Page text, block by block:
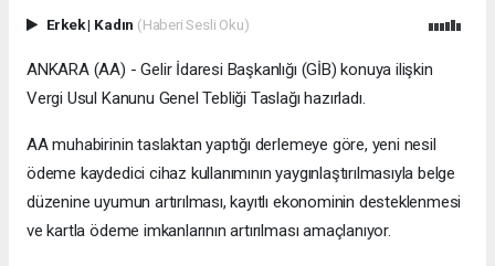
Erkek| Kadın (Haberi Sesli Oku)
ANKARA (AA) - Gelir İdaresi Başkanlığı (GİB) konuya ilişkin
Vergi Usul Kanunu Genel Tebliği Taslağı hazırladı.
AA muhabirinin taslaktan yaptığı derlemeye göre, yeni nesil
ödeme kaydedici cihaz kullanımının yaygınlaştırılmasıyla belge
düzenine uyumun artırılması, kayıtlı ekonominin desteklenmesi
ve kartla ödeme imkanlarının artırılması amaçlanıyor.